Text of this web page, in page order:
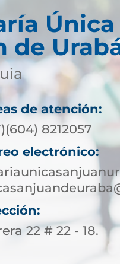
Única
de
de atención:
8212057
electrónico:
22 # 22 - 18.